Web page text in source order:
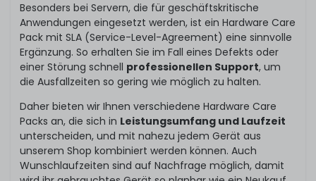
Besonders bei Servern, die für geschäftskritische
Anwendungen eingesetzt werden, ist ein Hardware Care
Pack mit SLA (Service-Level-Agreement) eine sinnvolle
Ergänzung. So erhalten Sie im Fall eines Defekts oder
einer Störung schnell professionellen Support, um
die Ausfallzeiten so gering wie möglich zu halten.
Daher bieten wir Ihnen verschiedene Hardware Care
Packs an, die sich in Leistungsumfang und Laufzeit
unterscheiden, und mit nahezu jedem Gerät aus
unserem Shop kombiniert werden können. Auch
Wunschlaufzeiten sind auf Nachfrage möglich, damit